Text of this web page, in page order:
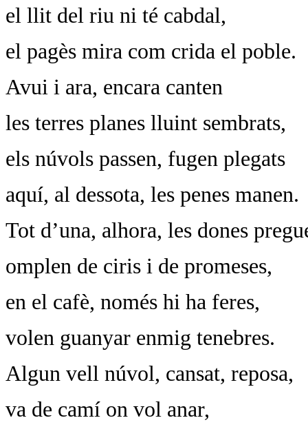
el llit del riu ni té cabdal,
el pagès mira com crida el poble.
Avui i ara, encara canten
les terres planes lluint sembrats,
els núvols passen, fugen plegats
aquí, al dessota, les penes manen.
Tot d’una, alhora, les dones
omplen de ciris i de promeses,
en el cafè, només hi ha feres,
volen guanyar enmig tenebres.
Algun vell núvol, cansat, reposa,
va de camí on vol anar,